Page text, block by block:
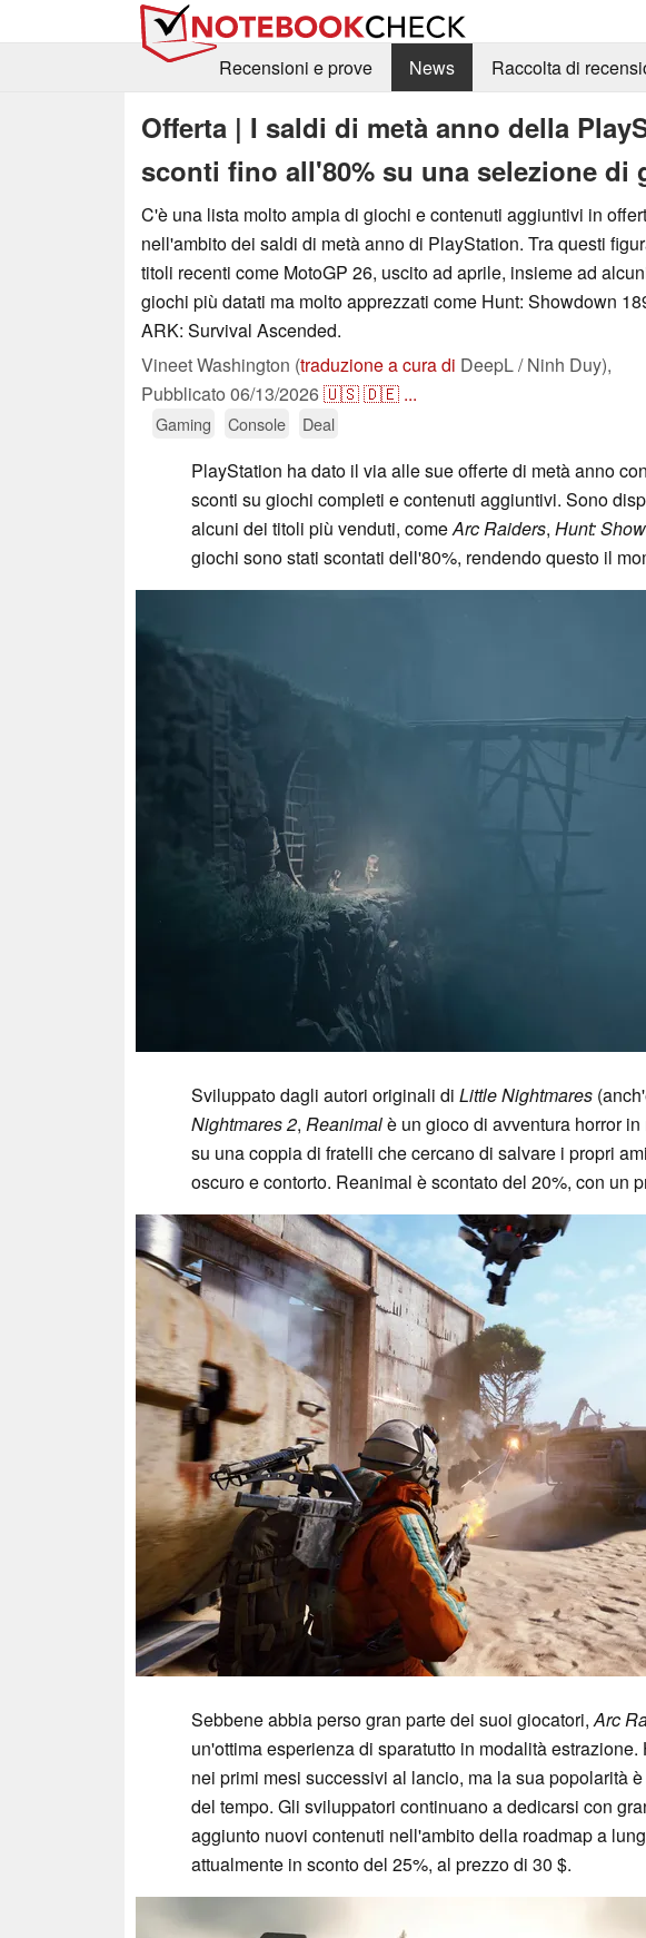
Recensioni e prove
News Raccolta di
Offerta | I saldi di metà anno della
sconti fino all'80% su una selezione di
C'è una lista molto ampia di giochi e contenuti aggiuntivi in
nell'ambito dei saldi di metà anno di PlayStation. Tra questi
titoli recenti come MotoGP 26, uscito ad aprile, insieme ad
giochi più datati ma molto apprezzati come Hunt: Showdown
ARK: Survival Ascended.
Vineet Washington (traduzione a cura di DeepL / Ninh Duy),
Pubblicato 06/13/2026🇺🇸🇩🇪 ...
Gaming Console Deal
PlayStation ha dato il via alle sue offerte di metà anno con
sconti su giochi completi e contenuti aggiuntivi. Sono
alcuni dei titoli più venduti, comeArc Raiders, Hunt:
giochi sono stati scontati dell'80%, rendendo questo il
Sviluppato dagli autori originali di Little Nightmares
Nightmares 2, Reanimalè un gioco di avventura horror
su una coppia di fratelli che cercano di salvare i propri
oscuro e contorto. Reanimal è scontato del 20%, con un
Sebbene abbia perso gran parte dei suoi giocatori,Arc
un'ottima esperienza di sparatutto in modalità
nei primi mesi successivi al lancio, ma la sua popolarità
del tempo. Gli sviluppatori continuano a dedicarsi con
aggiunto nuovi contenuti nell'ambito della roadmap a
attualmente in sconto del 25%, al prezzo di 30 $.